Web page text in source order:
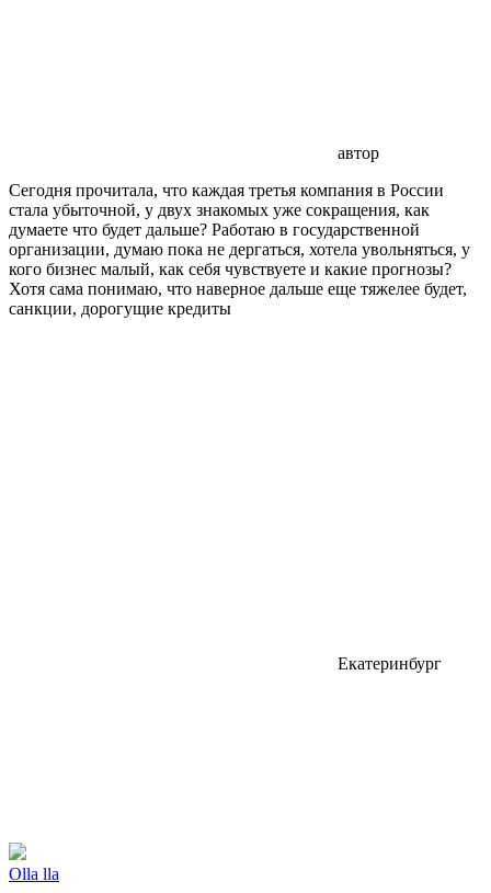
автор
Сегодня прочитала, что каждая третья компания в России
стала убыточной, у двух знакомых уже сокращения, как
думаете что будет дальше? Работаю в государственной
организации, думаю пока не дергаться, хотела увольняться, у
кого бизнес малый, как себя чувствуете и какие прогнозы?
Хотя сама понимаю, что наверное дальше еще тяжелее будет,
санкции, дорогущие кредиты
Екатеринбург
Olla lla